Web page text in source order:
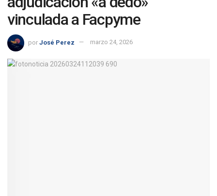
vinculada a Facpyme
por José Perez marzo 24, 2026